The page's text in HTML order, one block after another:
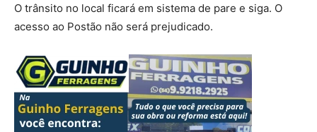
O trânsito no local ficará em sistema de pare e siga. O
acesso ao Postão não será prejudicado.